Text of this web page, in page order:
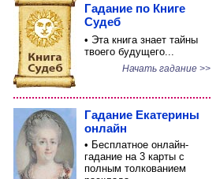
Гадание по Книге
Судеб
• Эта книга знает тайны
твоего будущего...
Начать гадание >>
Гадание Екатерины
онлайн
• Бесплатное онлайн-
гадание на 3 карты с
полным толкованием